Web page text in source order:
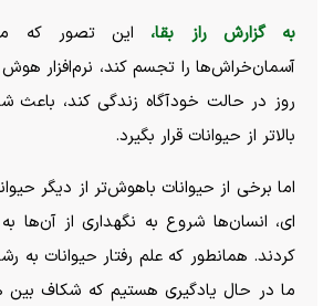
به گزارش راز بقا،
این تصور که
آسمان‌خراش‌ها را تجسم کند، نرم‌افزار
روز در حالت خودآگاه زندگی کند،
بالاتر از حیوانات قرار بگیرد.
اما برخی از حیوانات باهوش‌تر از دیگر
ای، انسان‌ها شروع به نگهداری از آن‌ها
کردند. همانطور که علم رفتار حیوانات به
ما در حال یادگیری هستیم که شکاف